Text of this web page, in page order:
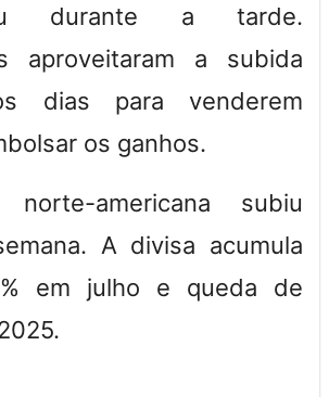
durante a tarde.
aproveitaram a subida
dias para venderem
os ganhos.
americana subiu
A divisa acumula
em julho e queda de